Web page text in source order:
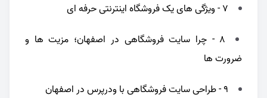
7 - ویژگی های یک فروشگاه اینترنتی حرفه ای
8 - چرا سایت فروشگاهی در اصفهان؛ مزیت ها و
ضرورت ها
9 - طراحی سایت فروشگاهی با ودرپرس در اصفهان